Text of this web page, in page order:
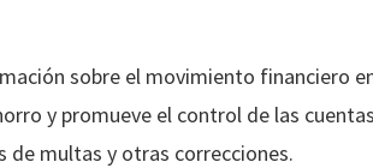
sobre el movimiento financiero
y promueve el control de las
de multas y otras correcciones.